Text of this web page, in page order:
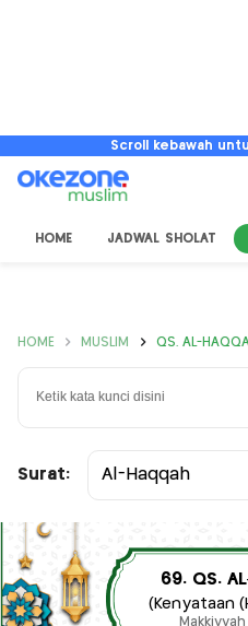
Scroll kebawah
HOME JADWAL SHOLAT
HOME MUSLIM QS. AL-
Surat: Al-Haqqah
69. QS.
(Kenyataan